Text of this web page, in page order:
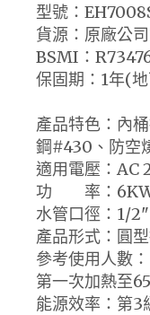
型號：
貨源：原廠公
BSMI：
保固期：1年(
產品特色：內
鋼#430、防空
適用電壓：AC
功 率：6KW
水管口徑：1/2"
產品形式：圓
參考使用人數
第一次加熱至
能源效率：第3